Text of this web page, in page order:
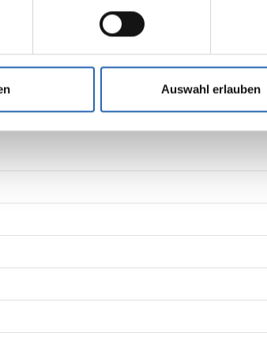
Auswahl erlauben
Sitzheizung vorne
Sitzheizung hinten
Beheizbares Lenkrad